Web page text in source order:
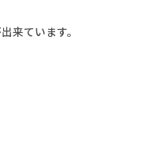
来ています。